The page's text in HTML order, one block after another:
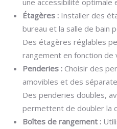
une accessibilité optimale
Étagères : Installer des
bureau et la salle de bain
Des étagères réglables
rangement en fonction de
Penderies : Choisir des
amovibles et des
Des penderies doubles,
permettent de doubler la
Boîtes de rangement :